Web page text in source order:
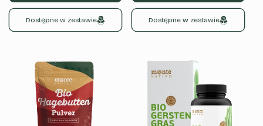
Dostępne w zestawie Dostępne w zestawie